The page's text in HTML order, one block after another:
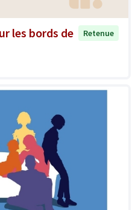
les bords de
Retenue